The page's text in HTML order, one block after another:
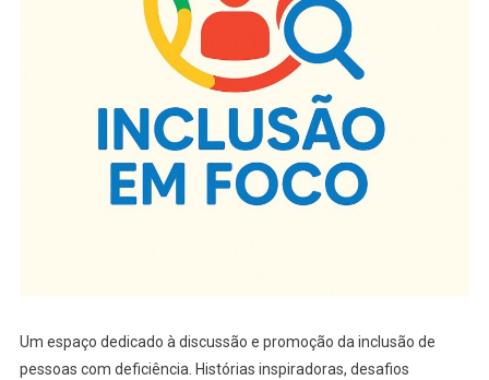
Um espaço dedicado à discussão e promoção da inclusão de
pessoas com deficiência. Histórias inspiradoras, desafios